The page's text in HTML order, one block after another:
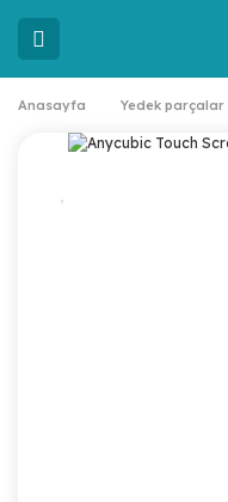
Anasayfa Yedek parçalar